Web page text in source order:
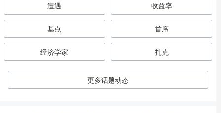
遭遇 收益率
基点 首席
经济学家 扎克
更多话题动态